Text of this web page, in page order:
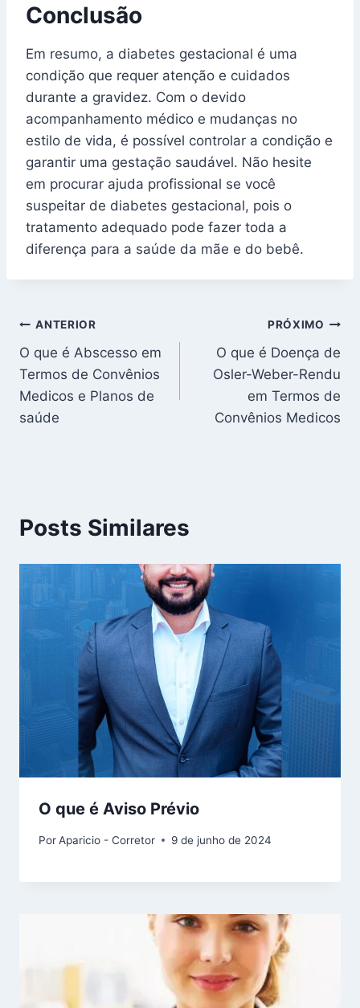
Conclusão
Em resumo, a diabetes gestacional é uma
condição que requer atenção e cuidados
durante a gravidez. Com o devido
acompanhamento médico e mudanças no
estilo de vida, é possível controlar a condição e
garantir uma gestação saudável. Não hesite
em procurar ajuda profissional se você
suspeitar de diabetes gestacional, pois o
tratamento adequado pode fazer toda a
diferença para a saúde da mãe e do bebê.
Navegação
de
Post
ANTERIOR
O que é Abscesso em
Termos de Convênios
Medicos e Planos de
saúde
PRÓXIMO
O que é Doença de
Osler-Weber-Rendu
em Termos de
Convênios Medicos
Posts Similares
O que é Aviso Prévio
PorAparicio - Corretor 9 de junho de 2024